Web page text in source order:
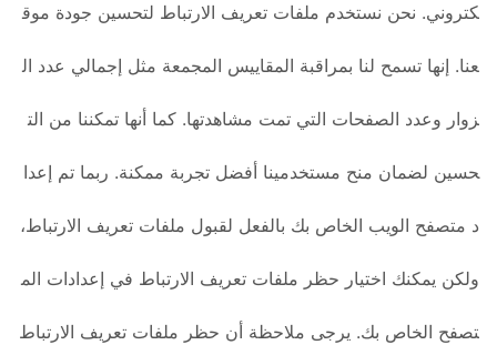
كتروني. نحن نستخدم ملفات تعريف الارتباط لتحسين جودة موق
عنا. إنها تسمح لنا بمراقبة المقاييس المجمعة مثل إجمالي عدد ال
زوار وعدد الصفحات التي تمت مشاهدتها. كما أنها تمكننا من الت
حسين لضمان منح مستخدمينا أفضل تجربة ممكنة. ربما تم إعدا
د متصفح الويب الخاص بك بالفعل لقبول ملفات تعريف الارتباط،
ولكن يمكنك اختيار حظر ملفات تعريف الارتباط في إعدادات الم
تصفح الخاص بك. يرجى ملاحظة أن حظر ملفات تعريف الارتباط